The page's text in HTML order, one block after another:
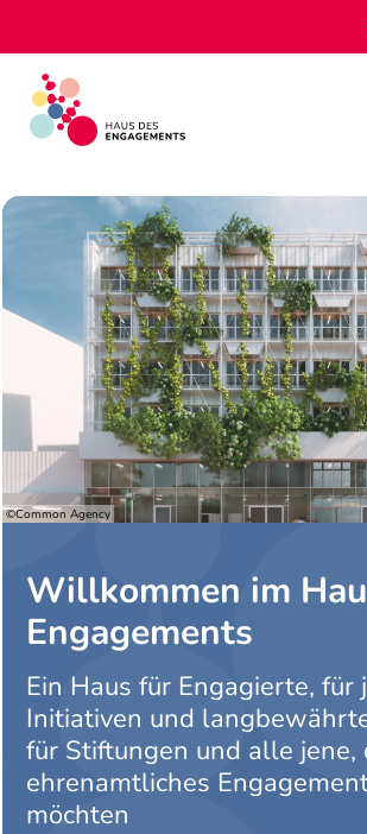
©Common Agency
Willkommen im
Engagements
Ein Haus für Engagierte, für
Initiativen und
für Stiftungen und alle jene,
ehrenamtliches
möchten